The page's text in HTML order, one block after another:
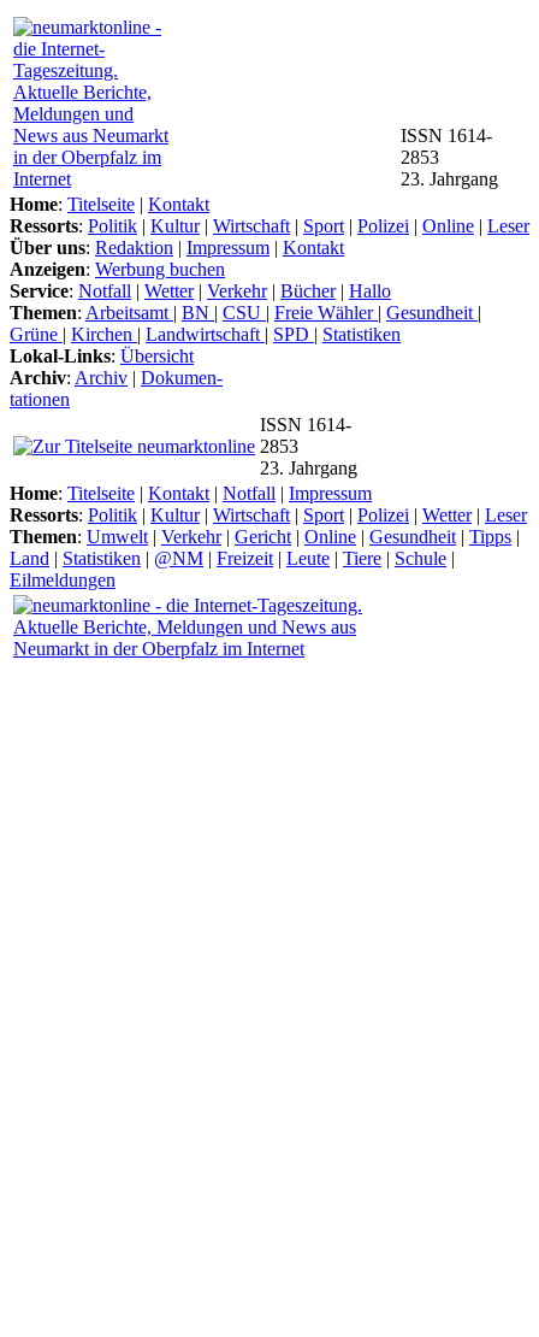
ISSN 1614-
2853
23. Jahrgang
Home: Titelseite | Kontakt
Ressorts: Politik | Kultur| Wirtschaft | Sport | Polizei | Online | Leser
Über uns: Redaktion | Impressum | Kontakt
Anzeigen: Werbung buchen
Service: Notfall | Wetter| Verkehr| Bücher| Hallo
Themen: Arbeitsamt | BN | CSU | Freie Wähler | Gesundheit |
Grüne | Kirchen | Landwirtschaft | SPD | Statistiken
Lokal-Links: Übersicht
Archiv: Archiv | Dokumen-
tationen
ISSN 1614-
2853
23. Jahrgang
Home: Titelseite | Kontakt | Notfall | Impressum
Ressorts: Politik | Kultur| Wirtschaft | Sport | Polizei | Wetter| Leser
Themen: Umwelt | Verkehr| Gericht | Online | Gesundheit | Tipps |
Land | Statistiken | @NM | Freizeit | Leute | Tiere | Schule |
Eilmeldungen